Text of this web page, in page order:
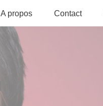
A propos Contact